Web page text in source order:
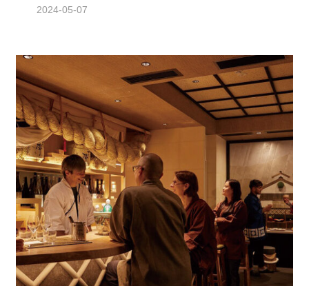
的物體從物理學的角度來看具有多重性；既代表了
2024-05-07